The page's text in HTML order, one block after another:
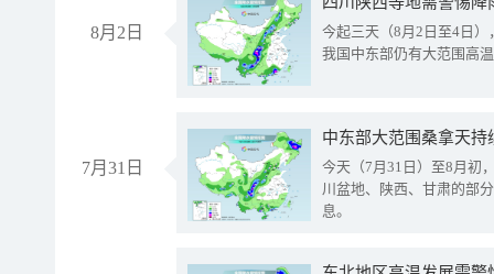
8月2日
今起三天（8月2日至4日
我国中东部仍有大范围高
7月31日
中东部大范围桑拿天
今天（7月31日）至8月初
川盆地、陕西、甘肃的部
息。